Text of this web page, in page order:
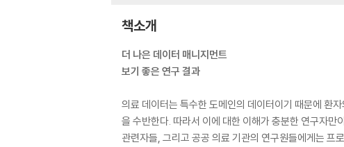
책소개
더 나은 데이터 매니지먼트
보기 좋은 연구 결과
의료 데이터는 특수한 도메인의 데이터이기 때문에 환
을 수반한다. 따라서 이에 대한 이해가 충분한 연구자만
관련자들, 그리고 공공 의료 기관의 연구원들에게는 프